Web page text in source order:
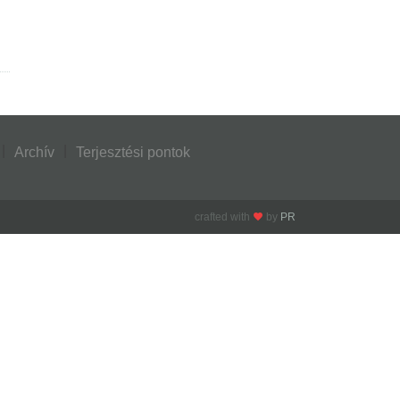
Archív Terjesztési pontok
crafted with by PR